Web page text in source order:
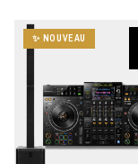
✨ NOUVEAU